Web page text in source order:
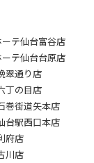
ーテ仙台富谷店
ーテ仙台台原店
翠通り店
丁の目店
巻街道矢本店
台駅西口本店
府店
川店